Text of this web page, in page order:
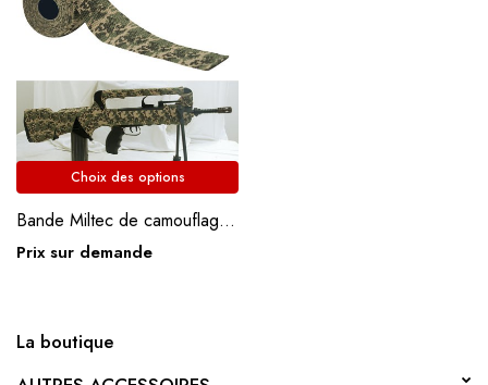
Choix des options
Bande Miltec de camouflage non permanent
Prix sur demande
La boutique